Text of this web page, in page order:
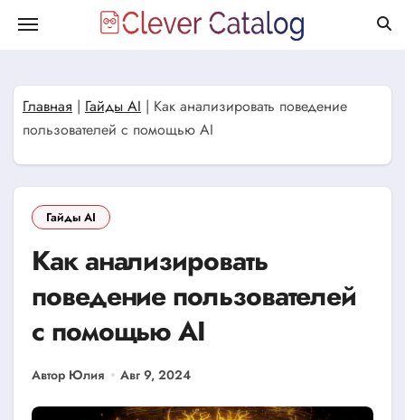
Главная | Гайды AI | Как анализировать поведение
пользователей с помощью AI
Гайды AI
Как анализировать
поведение пользователей
с помощью AI
Автор Юлия Авг 9, 2024